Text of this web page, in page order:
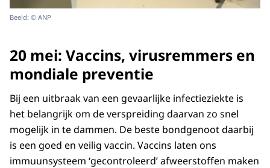
Beeld: © ANP
20 mei: Vaccins, virusremmers en
mondiale preventie
Bij een uitbraak van een gevaarlijke infectieziekte is
het belangrijk om de verspreiding daarvan zo snel
mogelijk in te dammen. De beste bondgenoot daarbij
is een goed en veilig vaccin. Vaccins laten ons
immuunsysteem ‘gecontroleerd’ afweerstoffen maken